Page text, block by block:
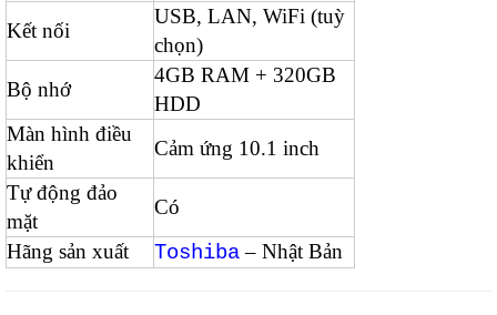
Kết nối
USB, LAN, WiFi (tuỳ
chọn)
Bộ nhớ
4GB RAM + 320GB
HDD
Màn hình điều
khiển
Cảm ứng 10.1 inch
Tự động đảo
mặt
Có
Hãng sản xuất
Toshiba– Nhật Bản